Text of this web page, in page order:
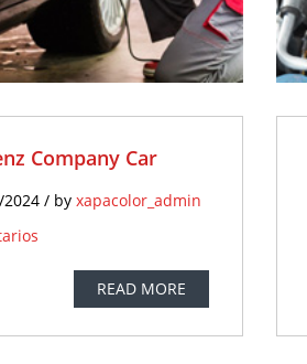
Company Car
2024 / by xapacolor_admin
READ MORE